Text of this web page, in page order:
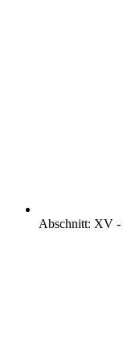
Abschnitt: XV -